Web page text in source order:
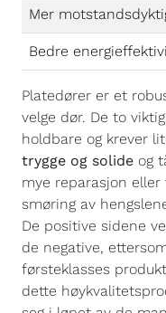
Mer
Bedre
Platedører er et
velge dør. De to
holdbare og krever
trygge og solide og
mye reparasjon
smøring av
De positive sidene
de negative,
førsteklasses
dette